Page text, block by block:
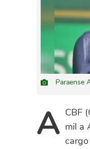
Paraense
A CBF
mil a